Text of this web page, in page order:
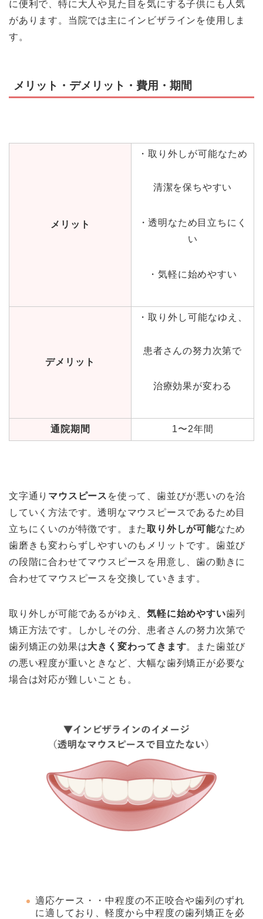
に便利で、特に大人や見た目を気にする子供にも人気
があります。当院では主にインビザラインを使用しま
す。
メリット・デメリット・費用・期間
メリット
・取り外しが可能なため
清潔を保ちやすい
・透明なため目立ちにく
い
・気軽に始めやすい
デメリット
・取り外し可能なゆえ、
患者さんの努力次第で
治療効果が変わる
通院期間 1〜2年間
文字通り マウスピース を使って、歯並びが悪いのを治
していく方法です。透明なマウスピースであるため目
立ちにくいのが特徴です。また取り外しが可能なため
歯磨きも変わらずしやすいのもメリットです。歯並び
の段階に合わせてマウスピースを用意し、歯の動きに
合わせてマウスピースを交換していきます。
取り外しが可能であるがゆえ、気軽に始めやすい歯列
矯正方法です。しかしその分、 患者さんの努力次第で
歯列矯正の効果は大きく変わってきます。また歯並び
の悪い程度が重いときなど、大幅な歯列矯正が必要な
場合は対応が難しいことも。
適応ケース・・中程度の不正咬合や歯列のずれ
に適しており、軽度から中程度の歯列矯正を必